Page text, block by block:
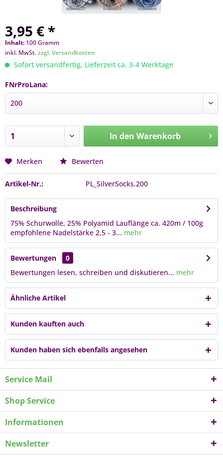
3,95 € *
Inhalt: 100 Gramm
inkl. MwSt.zzgl. Versandkosten
Sofort versandfertig, Lieferzeit ca. 3-4 Werktage
FNrProLana:
In den Warenkorb
Merken Bewerten
Artikel-Nr.: PL_SilverSocks.200
Beschreibung
75% Schurwolle, 25% Polyamid Lauflänge ca. 420m / 100g
empfohlene Nadelstärke 2,5 - 3... mehr
Bewertungen
0
Bewertungen lesen, schreiben und diskutieren... mehr
Ähnliche Artikel
Kunden kauften auch
Kunden haben sich ebenfalls angesehen
Service Mail
Shop Service
Informationen
Newsletter